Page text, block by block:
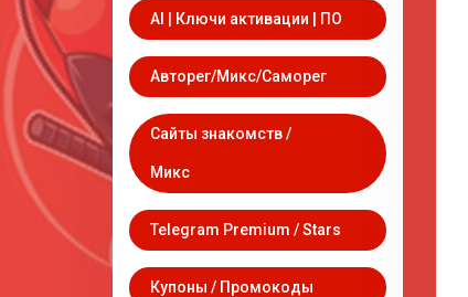
AI | Ключи активации | ПО
Авторег/Микс/Саморег
Сайты знакомств /
Микс
Telegram Premium / Stars
Купоны / Промокоды